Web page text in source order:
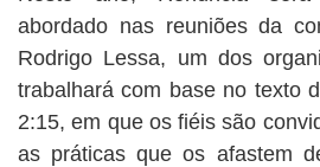
abordado nas reuniões da
Rodrigo Lessa, um dos
trabalhará com base no texto
2:15, em que os fiéis são
as práticas que os afastem